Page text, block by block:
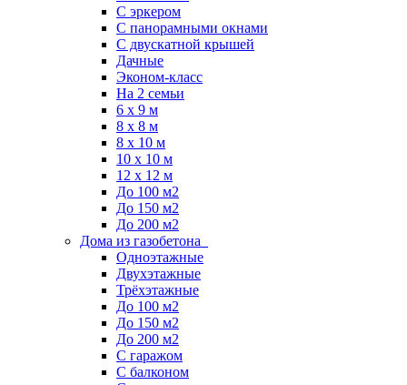
C эркером
С панорамными окнами
С двускатной крышей
Дачные
Эконом-класс
На 2 семьи
6 x 9 м
8 x 8 м
8 x 10 м
10 x 10 м
12 x 12 м
До 100 м2
До 150 м2
До 200 м2
Дома из газобетона
Одноэтажные
Двухэтажные
Трёхэтажные
До 100 м2
До 150 м2
До 200 м2
С гаражом
С балконом